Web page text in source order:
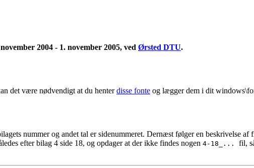
2004 - 1. november 2005, ved Ørsted DTU.
det være nødvendigt at du henterdisse fonte og lægger dem i dit
nummer og andet tal er sidenummeret. Dernæst følger en beskrivelse af
efter bilag 4 side 18, og opdager at der ikke findes nogen 4-18_... fil,